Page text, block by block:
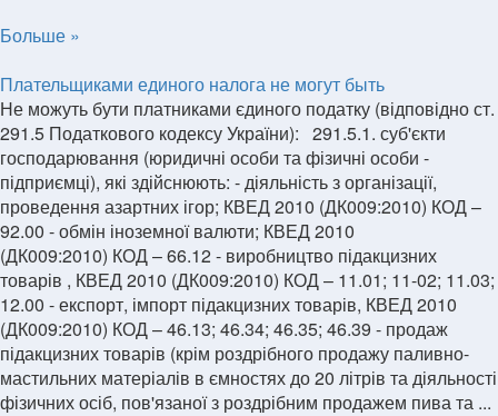
Больше »
Плательщиками единого налога не могут быть
Не можуть бути платниками єдиного податку (відповідно ст.
291.5 Податкового кодексу України): 291.5.1. суб'єкти
господарювання (юридичні особи та фізичні особи -
підприємці), які здійснюють: - діяльність з організації,
проведення азартних ігор; КВЕД 2010 (ДК009:2010) КОД –
92.00 - обмін іноземної валюти; КВЕД 2010
(ДК009:2010) КОД – 66.12 - виробництво підакцизних
товарів , КВЕД 2010 (ДК009:2010) КОД – 11.01; 11-02; 11.03;
12.00 - експорт, імпорт підакцизних товарів, КВЕД 2010
(ДК009:2010) КОД – 46.13; 46.34; 46.35; 46.39 - продаж
підакцизних товарів (крім роздрібного продажу паливно-
мастильних матеріалів в ємностях до 20 літрів та діяльності
фізичних осіб, пов'язаної з роздрібним продажем пива та ...